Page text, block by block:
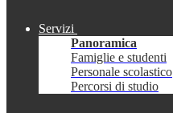
Servizi
Panoramica
Famiglie e studenti
Personale scolastico
Percorsi di studio